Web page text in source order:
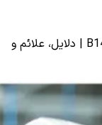
راهنمای جامع عیب یابی کد خطای B1420 | دلایل، علائم و